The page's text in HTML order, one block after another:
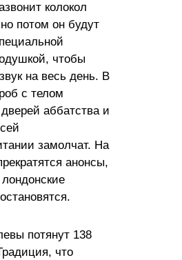
колокол
потом он будут
чтобы
на весь день. В
с телом
дверей аббатства и
замолчат. На
анонсы,
потянут 138
что